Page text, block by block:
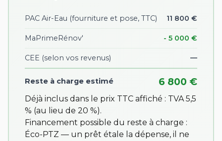
PAC Air-Eau (fourniture et pose, TTC) 11 800 €
MaPrimeRénov' - 5 000 €
CEE (selon vos revenus) —
Reste à charge estimé 6 800 €
Déjà inclus dans le prix TTC affiché : TVA 5,5
% (au lieu de 20 %).
Financement possible du reste à charge :
Éco-PTZ — un prêt étale la dépense, il ne